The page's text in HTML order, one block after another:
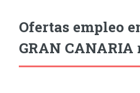
Ofertas empleo
GRAN